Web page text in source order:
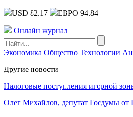
USD 82.17 ЕВРО 94.84
Онлайн журнал
Экономика Общество Технологии
Другие новости
Налоговые поступления игорной
Олег Михайлов, депутат Госдумы от